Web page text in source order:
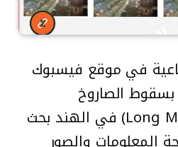
في موقع فيسبوك
الصاروخ
الصيني(Long March CZ-B5) في الهند بحث
المعلومات والصور